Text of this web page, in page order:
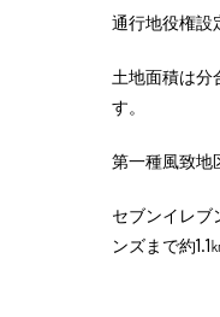
通行地役権設
土地面積は分
す。
第一種風致地
セブンイレブ
ンズまで約1.1